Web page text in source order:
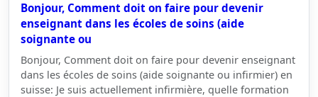
Bonjour, Comment doit on faire pour devenir
enseignant dans les écoles de soins (aide
soignante ou
Bonjour, Comment doit on faire pour devenir enseignant
dans les écoles de soins (aide soignante ou infirmier) en
suisse: Je suis actuellement infirmière, quelle formation